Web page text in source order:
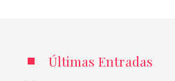
Últimas Entradas